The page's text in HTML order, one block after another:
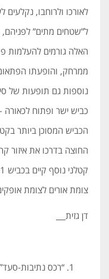
לאורכו ולרוחבו,
ל”שטחים מתים”
האלה גורמים להעלמות
ממרחק, והופעתו
נוספות גם תופעות של
כביש ישר ופתוח לכאורה
צומת אורים לצומת
דן גזית
“רכס נתיבות-